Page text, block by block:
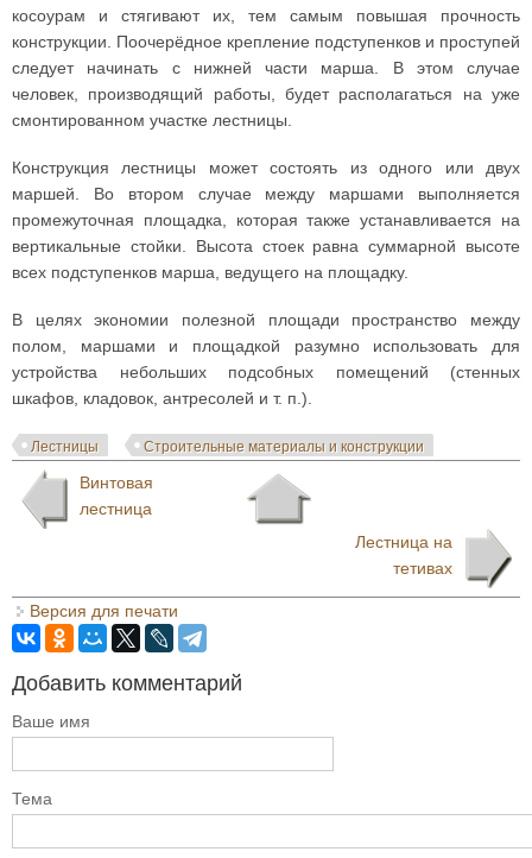
косоурам и стягивают их, тем самым повышая прочность
конструкции. Поочерёдное крепление подступенков и проступей
следует начинать с нижней части марша. В этом случае
человек, производящий работы, будет располагаться на уже
смонтированном участке лестницы.
Конструкция лестницы может состоять из одного или двух
маршей. Во втором случае между маршами выполняется
промежуточная площадка, которая также устанавливается на
вертикальные стойки. Высота стоек равна суммарной высоте
всех подступенков марша, ведущего на площадку.
В целях экономии полезной площади пространство между
полом, маршами и площадкой разумно использовать для
устройства небольших подсобных помещений (стенных
шкафов, кладовок, антресолей и т. п.).
Лестницы Строительные материалы и конструкции
Винтовая
лестница
Лестница на
тетивах
Версия для печати
Добавить комментарий
Ваше имя
Тема